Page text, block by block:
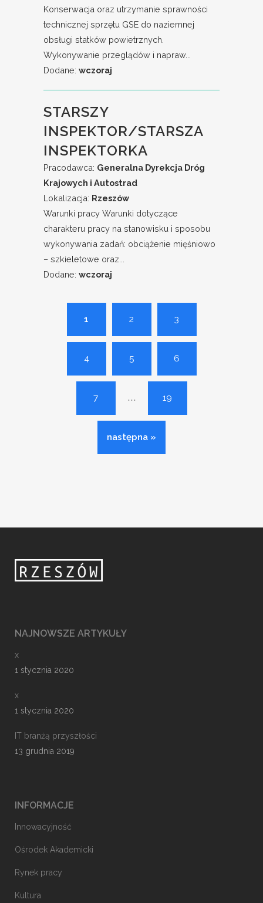
Konserwacja oraz utrzymanie sprawności
technicznej sprzętu GSE do naziemnej
obsługi statków powietrznych.
Wykonywanie przeglądów i napraw...
Dodane: wczoraj
STARSZY
INSPEKTOR/STARSZA
INSPEKTORKA
Pracodawca: Generalna Dyrekcja Dróg
Krajowych i Autostrad
Lokalizacja: Rzeszów
Warunki pracy Warunki dotyczące
charakteru pracy na stanowisku i sposobu
wykonywania zadań: obciążenie mięśniowo
– szkieletowe oraz...
Dodane: wczoraj
1 2 3
4 5 6
7 ... 19
następna »
NAJNOWSZE ARTYKUŁY
x
1 stycznia 2020
x
1 stycznia 2020
IT branżą przyszłości
13 grudnia 2019
INFORMACJE
Innowacyjność
Ośrodek Akademicki
Rynek pracy
Kultura